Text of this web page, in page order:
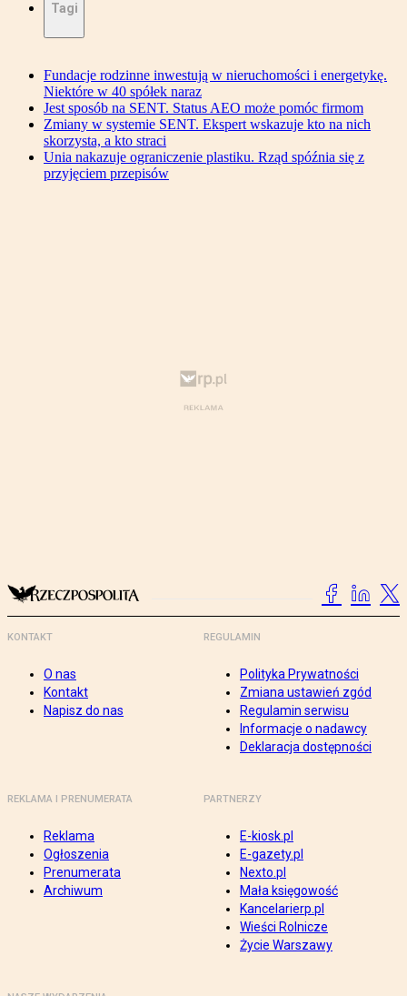
Tagi
Fundacje rodzinne inwestują w nieruchomości i energetykę.
Niektóre w 40 spółek naraz
Jest sposób na SENT. Status AEO może pomóc firmom
Zmiany w systemie SENT. Ekspert wskazuje kto na nich
skorzysta, a kto straci
Unia nakazuje ograniczenie plastiku. Rząd spóźnia się z
przyjęciem przepisów
KONTAKT
O nas
Kontakt
Napisz do nas
REGULAMIN
Polityka Prywatności
Zmiana ustawień zgód
Regulamin serwisu
Informacje o nadawcy
Deklaracja dostępności
REKLAMA I PRENUMERATA
Reklama
Ogłoszenia
Prenumerata
Archiwum
PARTNERZY
E-kiosk.pl
E-gazety.pl
Nexto.pl
Mała księgowość
Kancelarierp.pl
Wieści Rolnicze
Życie Warszawy